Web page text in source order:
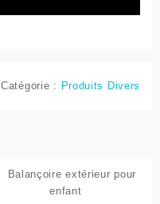
Catégorie : Produits Divers